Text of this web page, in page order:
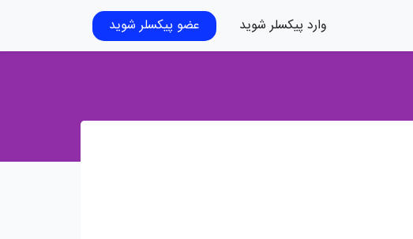
وارد پیکسلر شوید عضو پیکسلر شوید